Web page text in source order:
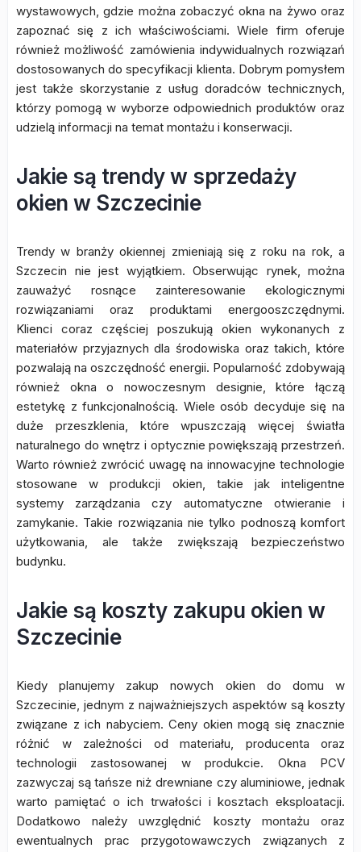
wystawowych, gdzie można zobaczyć okna na żywo oraz
zapoznać się z ich właściwościami. Wiele firm oferuje
również możliwość zamówienia indywidualnych rozwiązań
dostosowanych do specyfikacji klienta. Dobrym pomysłem
jest także skorzystanie z usług doradców technicznych,
którzy pomogą w wyborze odpowiednich produktów oraz
udzielą informacji na temat montażu i konserwacji.
Jakie są trendy w sprzedaży
okien w Szczecinie
Trendy w branży okiennej zmieniają się z roku na rok, a
Szczecin nie jest wyjątkiem. Obserwując rynek, można
zauważyć rosnące zainteresowanie ekologicznymi
rozwiązaniami oraz produktami energooszczędnymi.
Klienci coraz częściej poszukują okien wykonanych z
materiałów przyjaznych dla środowiska oraz takich, które
pozwalają na oszczędność energii. Popularność zdobywają
również okna o nowoczesnym designie, które łączą
estetykę z funkcjonalnością. Wiele osób decyduje się na
duże przeszklenia, które wpuszczają więcej światła
naturalnego do wnętrz i optycznie powiększają przestrzeń.
Warto również zwrócić uwagę na innowacyjne technologie
stosowane w produkcji okien, takie jak inteligentne
systemy zarządzania czy automatyczne otwieranie i
zamykanie. Takie rozwiązania nie tylko podnoszą komfort
użytkowania, ale także zwiększają bezpieczeństwo
budynku.
Jakie są koszty zakupu okien w
Szczecinie
Kiedy planujemy zakup nowych okien do domu w
Szczecinie, jednym z najważniejszych aspektów są koszty
związane z ich nabyciem. Ceny okien mogą się znacznie
różnić w zależności od materiału, producenta oraz
technologii zastosowanej w produkcie. Okna PCV
zazwyczaj są tańsze niż drewniane czy aluminiowe, jednak
warto pamiętać o ich trwałości i kosztach eksploatacji.
Dodatkowo należy uwzględnić koszty montażu oraz
ewentualnych prac przygotowawczych związanych z